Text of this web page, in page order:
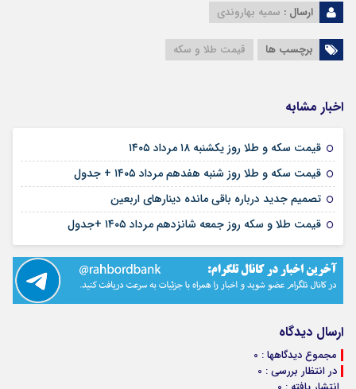
ارسال : سمیه بهاروندی
برچسب ها قیمت طلا و سکه
اخبار مشابه
قیمت سکه و طلا روز یکشنبه ۱۸ مرداد ۱۴۰۵
قیمت سکه و طلا روز شنبه هفدهم مرداد ۱۴۰۵ + جدول
تصمیم جدید درباره باقی مانده دینارهای اربعین
قیمت طلا و سکه روز جمعه شانزدهم مرداد ۱۴۰۵ +جدول
ارسال دیدگاه
مجموع دیدگاهها : 0
در انتظار بررسی : 0